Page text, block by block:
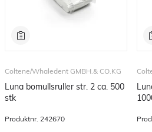
Coltene/Whaledent GMBH.& CO.KG
Luna bomullsruller str. 2 ca. 500
stk
Produktnr. 242670